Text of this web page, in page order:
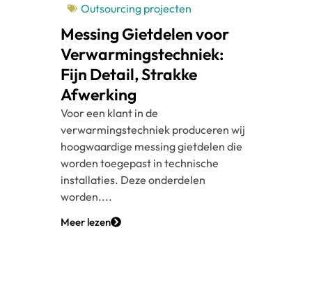
Outsourcing projecten
Messing Gietdelen voor
Verwarmingstechniek:
Fijn Detail, Strakke
Afwerking
Voor een klant in de
verwarmingstechniek produceren wij
hoogwaardige messing gietdelen die
worden toegepast in technische
installaties. Deze onderdelen
worden....
Meer lezen